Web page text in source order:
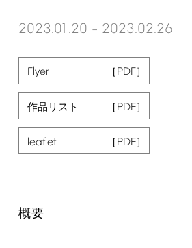
2023.01.20 – 2023.02.26
Flyer
作品リスト
leaflet
概要